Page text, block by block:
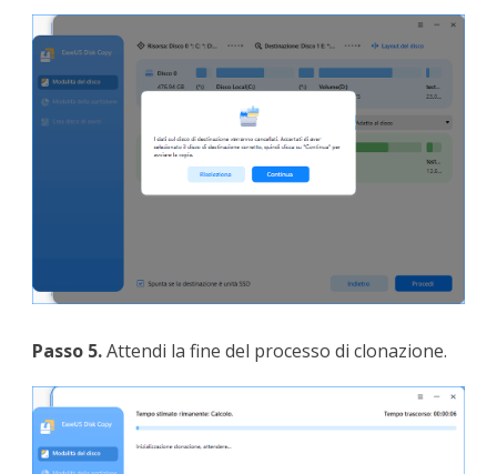
Passo 5.Attendi la fine del processo di clonazione.